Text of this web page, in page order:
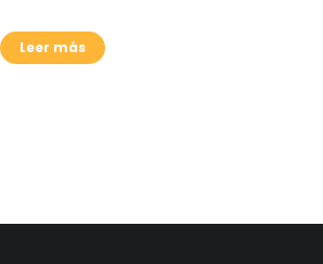
Leer más